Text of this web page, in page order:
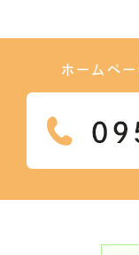
ホームペ